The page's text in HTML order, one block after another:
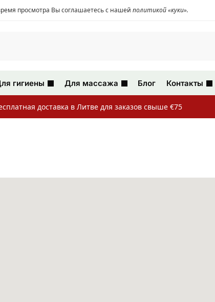
просмотра Вы соглашаетесь с нашей политикой «куки».
гигиены Для массажа Блог Контакты
доставка в Литве для заказов свыше €75